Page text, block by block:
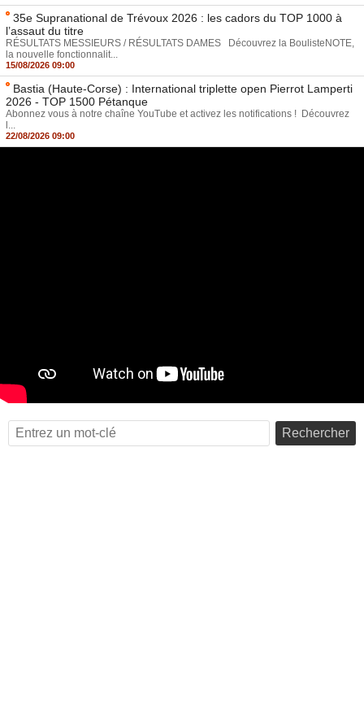
35e Supranational de Trévoux 2026 : les cadors du TOP 1000 à
l’assaut du titre
RÉSULTATS MESSIEURS / RÉSULTATS DAMES Découvrez la BoulisteNOTE,
la nouvelle fonctionnalit...
15/08/2026 09:00
Bastia (Haute-Corse) : International triplette open Pierrot Lamperti
2026 - TOP 1500 Pétanque
Abonnez vous à notre chaîne YouTube et activez les notifications ! Découvrez
l...
22/08/2026 09:00
Rechercher